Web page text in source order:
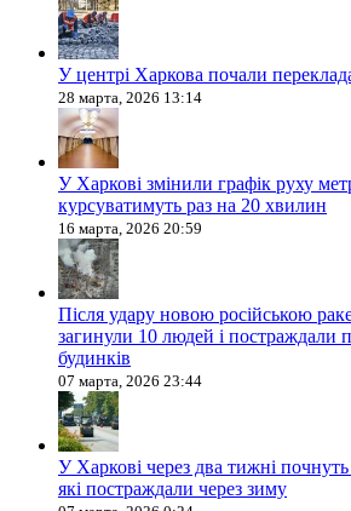
У центрі Харкова почали
28 марта, 2026 13:14
У Харкові змінили графік руху
курсуватимуть раз на 20 хвилин
16 марта, 2026 20:59
Після удару новою російською
загинули 10 людей і постраждали
будинків
07 марта, 2026 23:44
У Харкові через два тижні
які постраждали через зиму